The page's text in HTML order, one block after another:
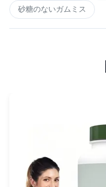
砂糖のないガムミス